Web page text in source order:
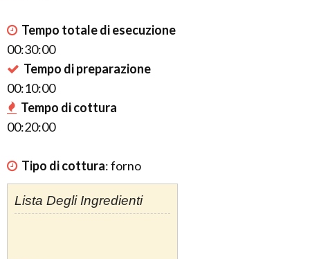
Tempo totale di esecuzione
00:30:00
Tempo di preparazione
00:10:00
Tempo di cottura
00:20:00
Tipo di cottura:forno
Lista Degli Ingredienti